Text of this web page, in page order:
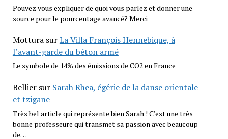
Pouvez vous expliquer de quoi vous parlez et donner une
source pour le pourcentage avancé? Merci
MotturasurLa Villa François Hennebique, à
l’avant-garde du béton armé
Le symbole de 14% des émissions de CO2 en France
Belliersur Sarah Rhea, égérie de la danse orientale
et tzigane
Très bel article qui représente bien Sarah ! C’est une très
bonne professeure qui transmet sa passion avec beaucoup
de…